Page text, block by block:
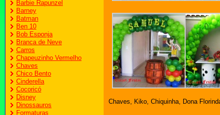
Barbie Rapunzel
Barney
Batman
Ben 10
Bob Esponja
Branca de Neve
Carros
Chapeuzinho Vermelho
Chaves
Chico Bento
Cinderella
Cocoricó
Disney
Dinossauros
Formaturas
Chaves, Kiko, Chiquinha, Dona